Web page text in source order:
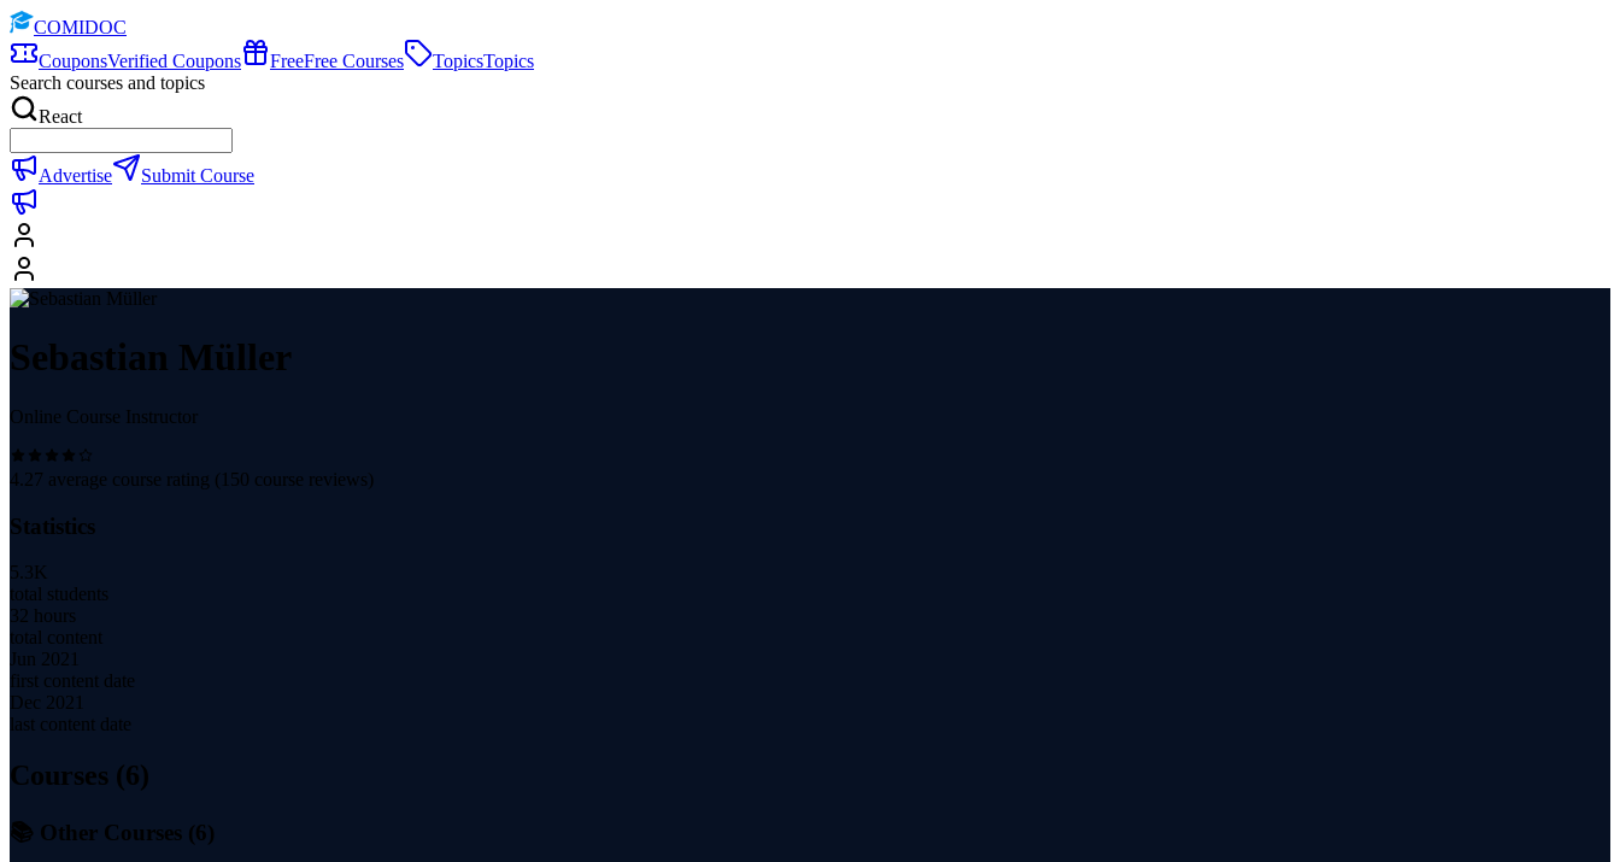
COMIDOC
CouponsVerified Coupons FreeFree Courses TopicsTopics
Search courses and topics
React
Advertise Submit Course
Sebastian Müller
Online Course Instructor
4.27 average course rating ( 150 course reviews)
Statistics
5.3K
total students
32 hours
total content
Jun 2021
first content date
Dec 2021
last content date
Courses (6)
📚 Other Courses (6)